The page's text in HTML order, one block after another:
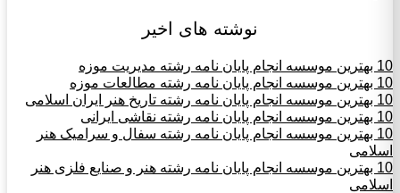
نوشته های اخیر
10 بهترین موسسه انجام پایان نامه رشته مدیریت موزه
10 بهترین موسسه انجام پایان نامه رشته مطالعات موزه
10 بهترین موسسه انجام پایان نامه رشته تاریخ هنر ایران اسلامی
10 بهترین موسسه انجام پایان نامه رشته نقاشی ایرانی
10 بهترین موسسه انجام پایان نامه رشته سفال و سرامیک هنر
اسلامی
10 بهترین موسسه انجام پایان نامه رشته هنر و صنایع فلزی هنر
اسلامی